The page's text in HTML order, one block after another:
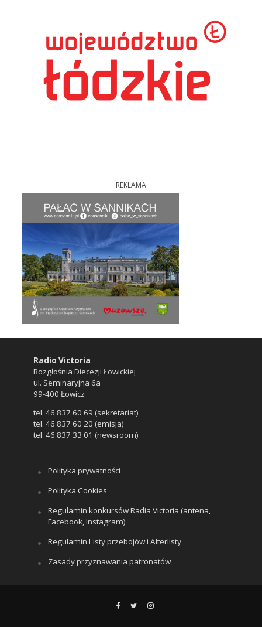
REKLAMA
Radio Victoria
Rozgłośnia Diecezji Łowickiej
ul. Seminaryjna 6a
99-400 Łowicz
tel. 46 837 60 69 (sekretariat)
tel. 46 837 60 20 (emisja)
tel. 46 837 33 01 (newsroom)
Polityka prywatności
Polityka Cookies
Regulamin konkursów Radia Victoria (antena,
Facebook, Instagram)
Regulamin Listy przebojów i Alterlisty
Zasady przyznawania patronatów